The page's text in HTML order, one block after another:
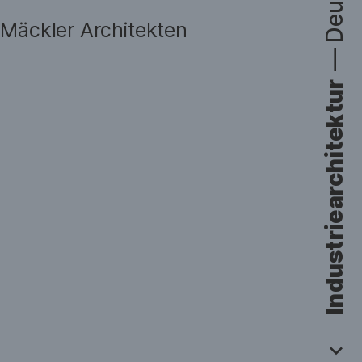
Architekten
Industriearchitektur
—